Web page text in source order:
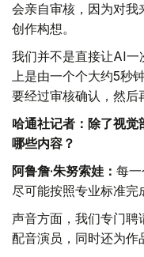
会亲自审核，因为对我
创作构想。
我们并不是直接让AI一
上是由一个个大约5秒
要经过审核确认，然后
哈通社记者：除了视
哪些内容？
阿鲁詹·朱努索娃： 每
尽可能按照专业标准完
声音方面，我们专门聘
配音演员，同时还为作